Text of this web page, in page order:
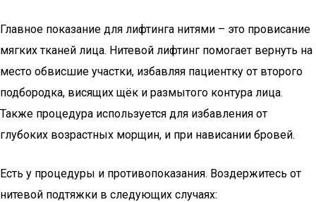
Главное показание для лифтинга нитями – это провисание
мягких тканей лица. Нитевой лифтинг помогает вернуть на
место обвисшие участки, избавляя пациентку от второго
подбородка, висящих щёк и размытого контура лица.
Также процедура используется для избавления от
глубоких возрастных морщин, и при нависании бровей.
Есть у процедуры и противопоказания. Воздержитесь от
нитевой подтяжки в следующих случаях: